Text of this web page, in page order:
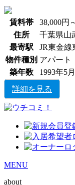
賃料帯
38,000円
住所
千葉県山
最寄駅
JR東金
物件種別 アパート
築年数
1993年5
詳細を見る
MENU
about